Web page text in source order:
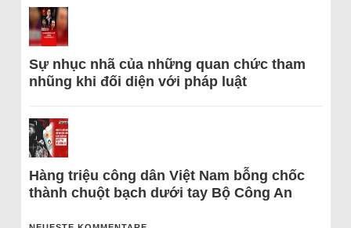
Sự nhục nhã của những quan chức tham
nhũng khi đối diện với pháp luật
Hàng triệu công dân Việt Nam bỗng chốc
thành chuột bạch dưới tay Bộ Công An